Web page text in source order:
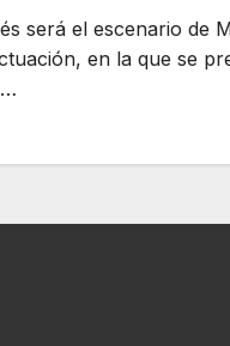
será el escenario de
en la que se